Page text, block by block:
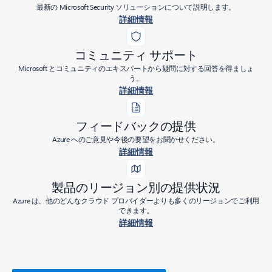
最新の Microsoft Security ソリューションについて説明します。
詳細情報
コミュニティ サポート
Microsoft とコミュニティのエキスパートから疑問に対する回答を得ましょ
う。
詳細情報
フィードバックの提供
Azure へのご意見や今後の要望をお聞かせください。
詳細情報
製品のリージョン別の提供状況
Azure は、他のどんなクラウド プロバイダーよりも多くのリージョンでご利用
できます。
詳細情報